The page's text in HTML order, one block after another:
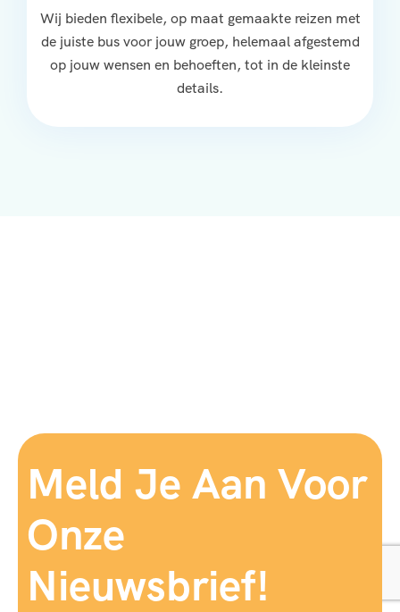
Wij bieden flexibele, op maat gemaakte reizen met
de juiste bus voor jouw groep, helemaal afgestemd
op jouw wensen en behoeften, tot in de kleinste
details.
Meld Je Aan Voor
Onze
Nieuwsbrief!